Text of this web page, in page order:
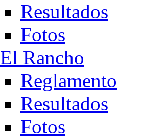
Resultados
Fotos
El Rancho
Reglamento
Resultados
Fotos